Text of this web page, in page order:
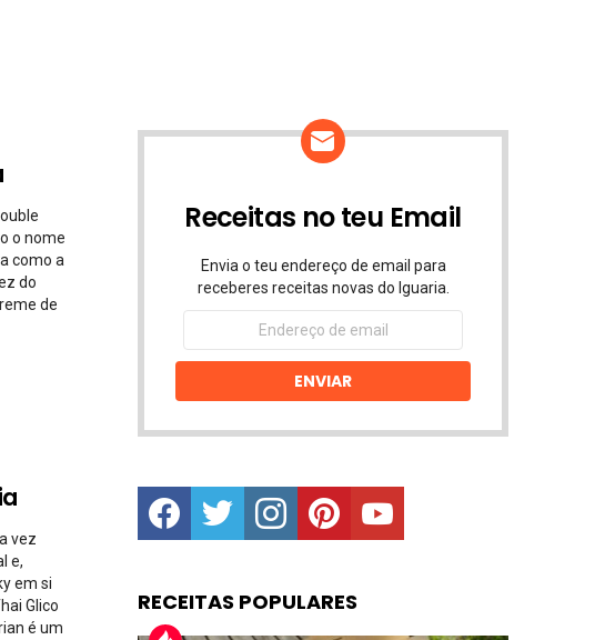
o nome
como a
do
de
vez
e,
em si
Glico
é um
Receitas no teu Email
Envia o teu endereço de email para
receberes receitas novas do Iguaria.
Endereço
email
ENVIAR
facebooktwitter instagrampinterestyoutube
RECEITAS POPULARES